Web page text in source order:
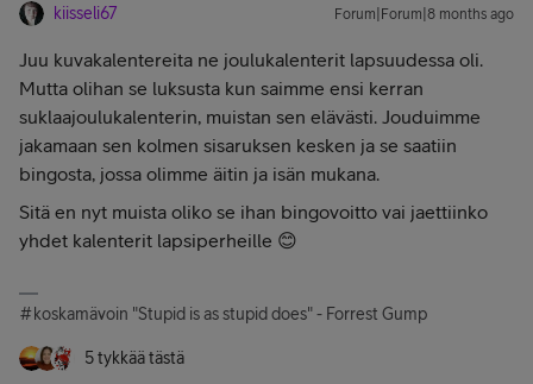
kiisseli67 Forum|Forum|8 months ago
Juu kuvakalentereita ne joulukalenterit lapsuudessa oli.
Mutta olihan se luksusta kun saimme ensi kerran
suklaajoulukalenterin, muistan sen elävästi. Jouduimme
jakamaan sen kolmen sisaruksen kesken ja se saatiin
bingosta, jossa olimme äitin ja isän mukana.
Sitä en nyt muista oliko se ihan bingovoitto vai jaettiinko
yhdet kalenterit lapsiperheille 😊
#koskamävoin "Stupid is as stupid does" - Forrest Gump
5 tykkää tästä